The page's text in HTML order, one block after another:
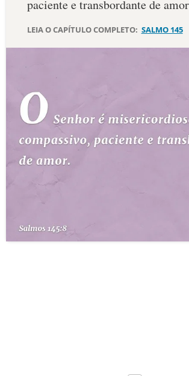
PALAVRA DO DIA
10 MANDAMENTOS
ESTUDOS BÍBLICOS
ESBOÇOS DE PREGAÇÃO
PERGUNTE À BÍBLIA
paciente e transbordante de
LEIA O CAPÍTULO COMPLETO: SALMO 145